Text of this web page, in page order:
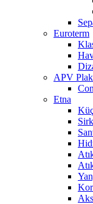
Euroterm
APV
Etna